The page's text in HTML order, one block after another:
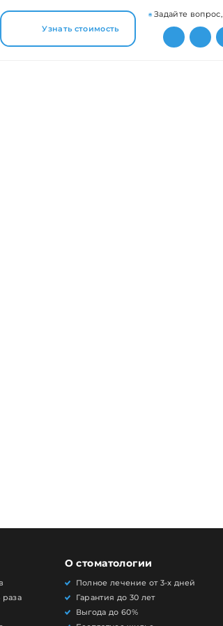
Узнать стоимость
Задайте вопрос,
О стоматологии
Полное лечение от 3-х дней
Гарантия до 30 лет
Выгода до 60%